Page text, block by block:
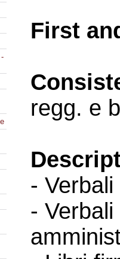
First
regg. e
-
-